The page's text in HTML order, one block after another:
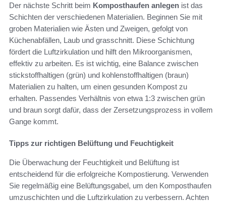
Der nächste Schritt beim Komposthaufen anlegen ist das
Schichten der verschiedenen Materialien. Beginnen Sie mit
groben Materialien wie Ästen und Zweigen, gefolgt von
Küchenabfällen, Laub und grasschnitt. Diese Schichtung
fördert die Luftzirkulation und hilft den Mikroorganismen,
effektiv zu arbeiten. Es ist wichtig, eine Balance zwischen
stickstoffhaltigen (grün) und kohlenstoffhaltigen (braun)
Materialien zu halten, um einen gesunden Kompost zu
erhalten. Passendes Verhältnis von etwa 1:3 zwischen grün
und braun sorgt dafür, dass der Zersetzungsprozess in vollem
Gange kommt.
Tipps zur richtigen Belüftung und Feuchtigkeit
Die Überwachung der Feuchtigkeit und Belüftung ist
entscheidend für die erfolgreiche Kompostierung. Verwenden
Sie regelmäßig eine Belüftungsgabel, um den Komposthaufen
umzuschichten und die Luftzirkulation zu verbessern. Achten